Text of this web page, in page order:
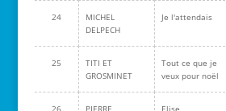
24
MICHEL
DELPECH
Je l'attendais
25
TITI ET
GROSMINET
Tout ce que je
veux pour noël
26
PIERRE
Elise